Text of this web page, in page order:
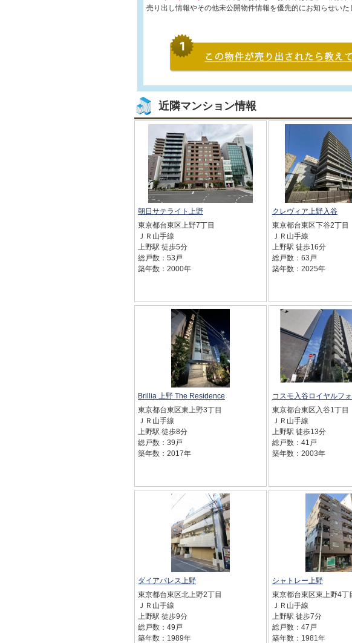
売り出し情報やその他未公開物件情報を優先的にお知らせいた
近隣マンション情報
朝日サテライト上野
東京都台東区上野7丁目
ＪＲ山手線
上野駅 徒歩5分
総戸数：53戸
築年数：2000年
クレヴィア上野入谷
東京都台東区下谷2丁目
ＪＲ山手線
上野駅 徒歩16分
総戸数：63戸
築年数：2025年
Brillia 上野 The Residence
東京都台東区東上野3丁目
ＪＲ山手線
上野駅 徒歩8分
総戸数：39戸
築年数：2017年
コスモ入谷ロイヤルフ
東京都台東区入谷1丁目
ＪＲ山手線
上野駅 徒歩13分
総戸数：41戸
築年数：2003年
ダイアパレス上野
東京都台東区北上野2丁目
ＪＲ山手線
上野駅 徒歩9分
総戸数：49戸
築年数：1989年
シャトレー上野
東京都台東区東上野4丁
ＪＲ山手線
上野駅 徒歩7分
総戸数：47戸
築年数：1981年